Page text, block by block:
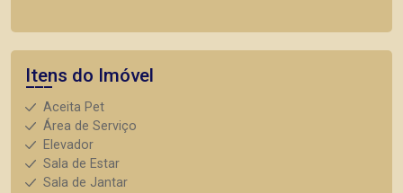
Itens do Imóvel
Aceita Pet
Área de Serviço
Elevador
Sala de Estar
Sala de Jantar